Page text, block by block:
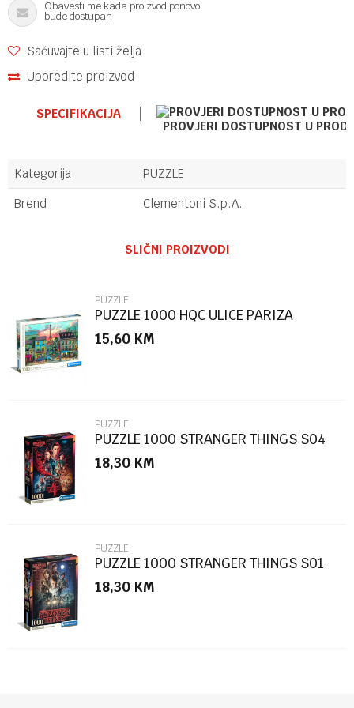
Obavesti me kada proizvod ponovo
bude dostupan
Sačuvajte u listi želja
Uporedite proizvod
SPECIFIKACIJA
PROVJERI DOSTUPNOST U
Kategorija
PUZZLE
Brend
Clementoni S.p.A.
Poruka
POŠALJI
SLIČNI PROIZVODI
PUZZLE
PUZZLE 1000 HQC ULICE PARIZA
15,60 KM
PUZZLE
PUZZLE 1000 STRANGER THINGS S04
18,30 KM
PUZZLE
PUZZLE 1000 STRANGER THINGS S01
18,30 KM